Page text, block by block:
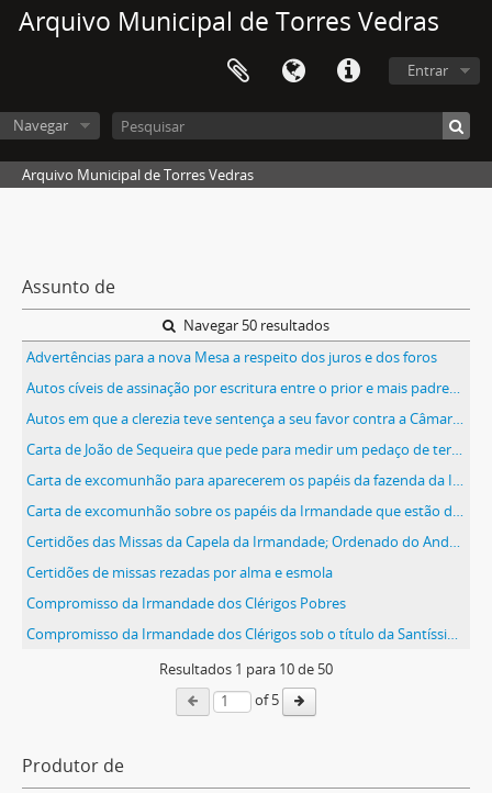
Arquivo Municipal de Torres Vedras
Entrar
Navegar
Arquivo Municipal de Torres Vedras
Assunto de
Navegar 50 resultados
Advertências para a nova Mesa a respeito dos juros e dos foros
Autos cíveis de assinação por escritura entre o prior e mais padres da irmandade dos clérigos pobres e António Pinheiro do Casal do Calvo
Autos em que a clerezia teve sentença a seu favor contra a Câmara em relação ao marchante
Carta de João de Sequeira que pede para medir um pedaço de terra no reguengo de Torres Vedras, para saber se paga demasiado de foro à Irmandade
Carta de excomunhão para aparecerem os papéis da fazenda da Irmandade
Carta de excomunhão sobre os papéis da Irmandade que estão dispersos
Certidões das Missas da Capela da Irmandade; Ordenado do Andador, do Tesoureiro e do Procurador
Certidões de missas rezadas por alma e esmola
Compromisso da Irmandade dos Clérigos Pobres
Compromisso da Irmandade dos Clérigos sob o título da Santíssima Trindade
Resultados 1 para 10de 50
of 5
Produtor de